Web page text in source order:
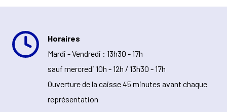
Horaires
Mardi - Vendredi : 13h30 - 17h
sauf mercredi 10h - 12h / 13h30 - 17h
Ouverture de la caisse 45 minutes avant chaque
représentation